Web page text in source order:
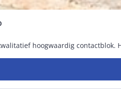
hoogwaardig